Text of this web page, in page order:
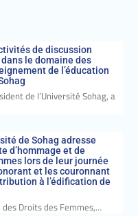
de discussion
le domaine des
de l’éducation
de l’Université Sohag, a
de Sohag adresse
d’hommage et de
lors de leur journée
et les couronnant
à l’édification de
Droits des Femmes,…